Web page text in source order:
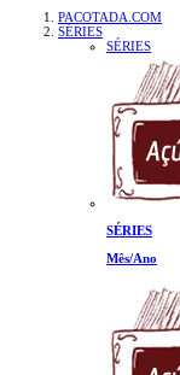
PACOTADA.COM
SÉRIES
SÉRIES
SÉRIES
Mês/Ano